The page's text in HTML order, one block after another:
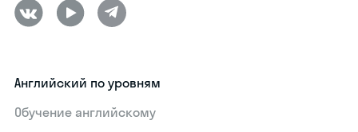
Английский по уровням
Обучение английскому